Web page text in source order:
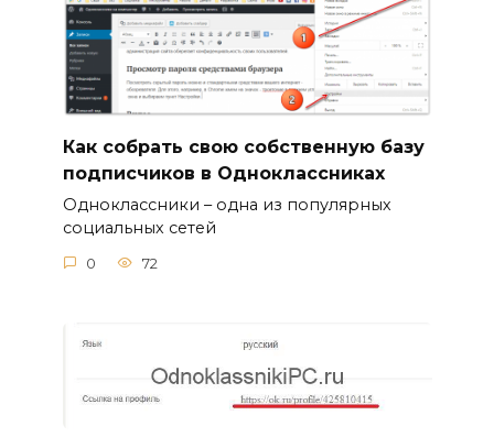
Как собрать свою собственную базу
подписчиков в Одноклассниках
Одноклассники – одна из популярных
социальных сетей
0 72